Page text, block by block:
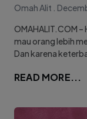
Omah Alit
OMAHALIT.COM
mau orang lebih
Dan karena
READ MORE...